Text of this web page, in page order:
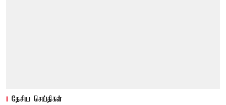
தேசிய செய்திகள்